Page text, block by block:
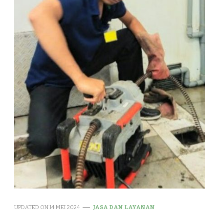
UPDATED ON14 MEI 2024 JASA DAN LAYANAN